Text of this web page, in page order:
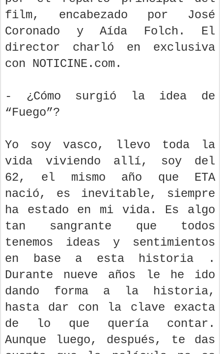
film, encabezado por José
Coronado y Aída Folch. El
director charló en exclusiva
con NOTICINE.com.
- ¿Cómo surgió la idea de
“Fuego”?
Yo soy vasco, llevo toda la
vida viviendo allí, soy del
62, el mismo año que ETA
nació, es inevitable, siempre
ha estado en mi vida. Es algo
tan sangrante que todos
tenemos ideas y sentimientos
en base a esta historia .
Durante nueve años le he ido
dando forma a la historia,
hasta dar con la clave exacta
de lo que quería contar.
Aunque luego, después, te das